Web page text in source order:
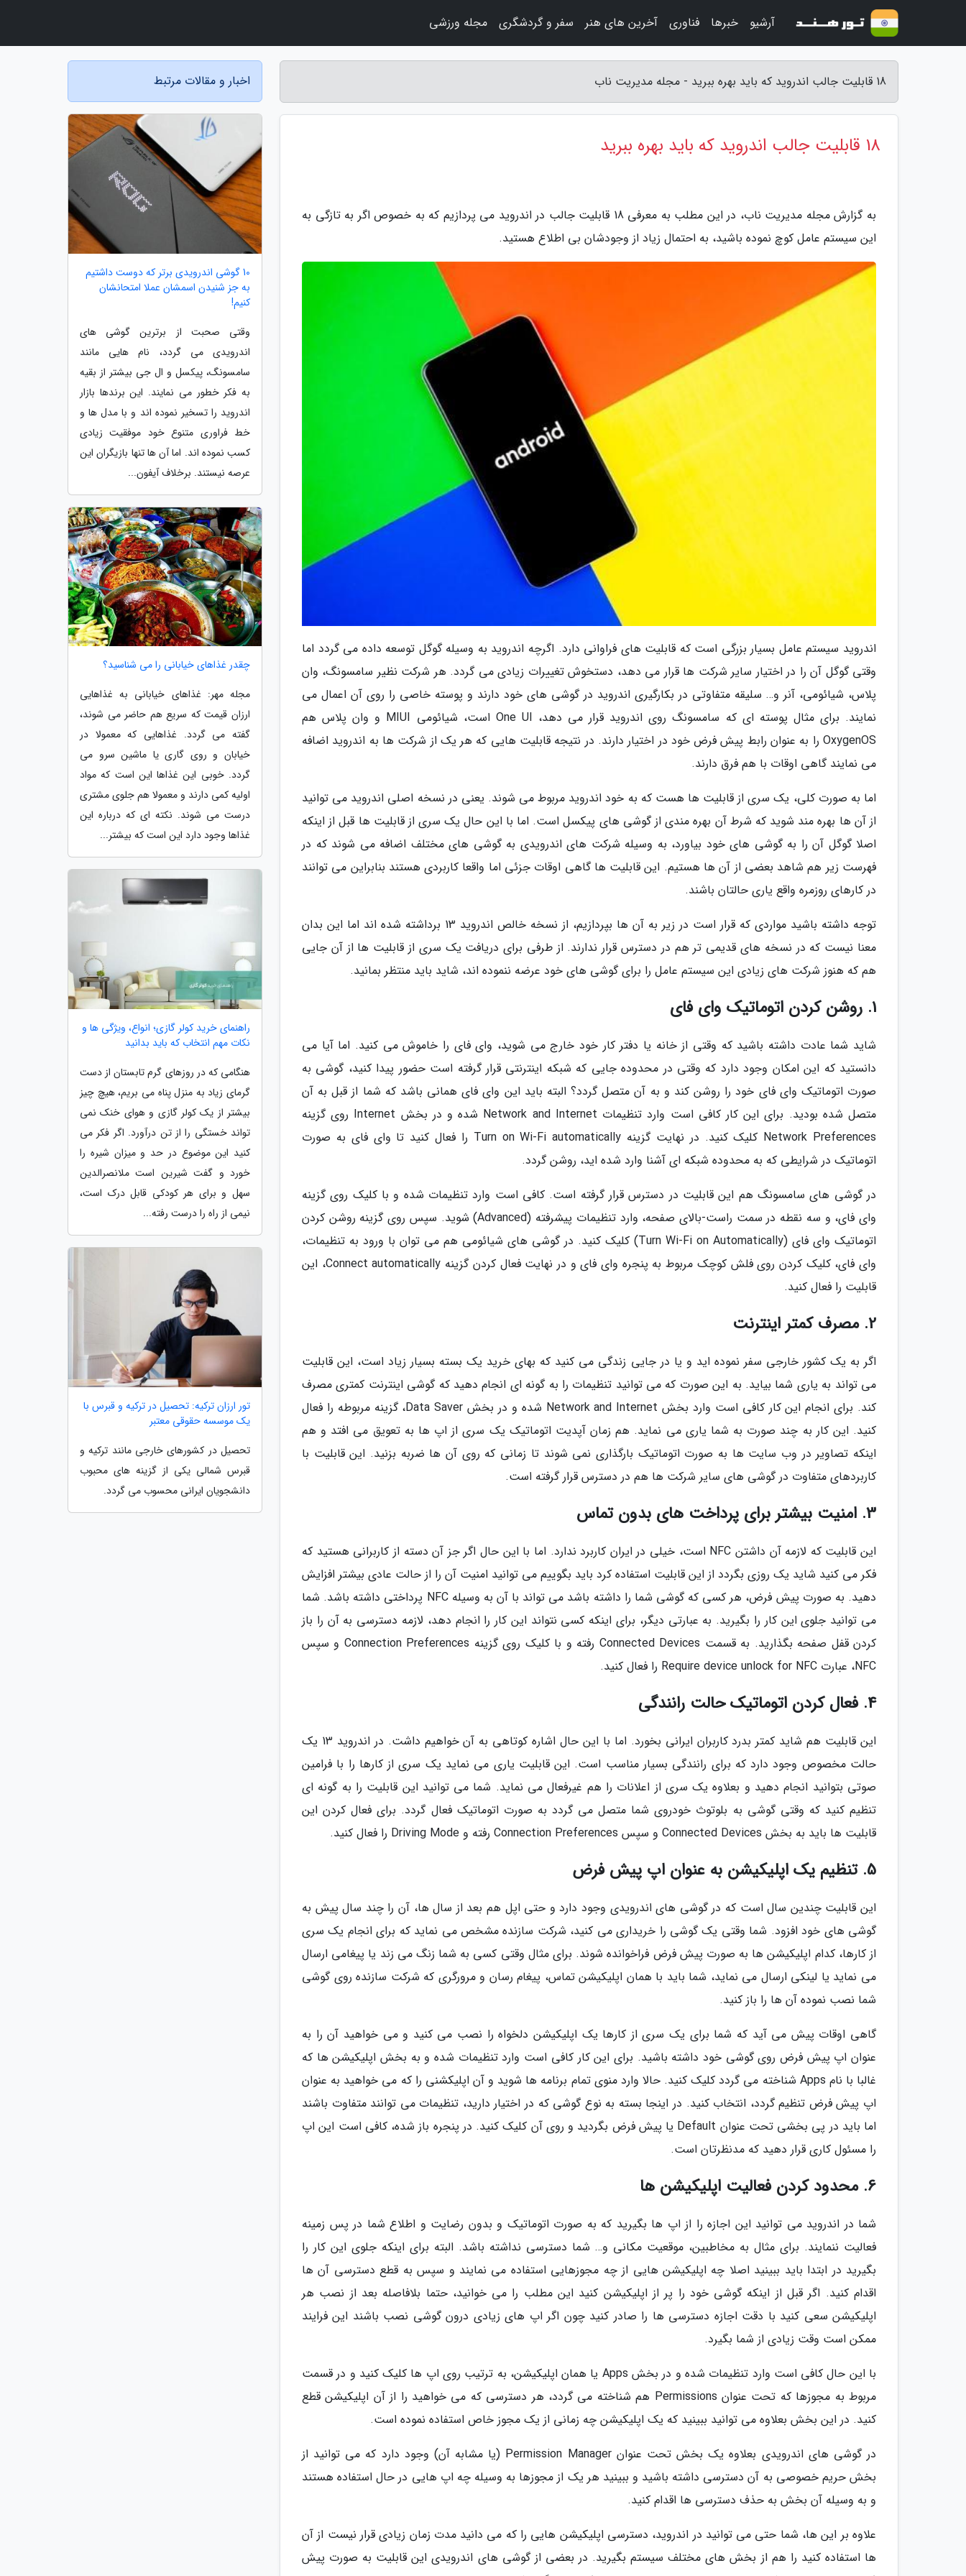
18 قابلیت جالب اندروید که باید بهره ببرید - مجله مدیریت ناب
18 قابلیت جالب اندروید که باید بهره ببرید
به گزارش مجله مدیریت ناب، در این مطلب به معرفی 18 قابلیت جالب در اندروید می پردازیم که به خصوص اگر به تازگی به
این سیستم عامل کوچ نموده باشید، به احتمال زیاد از وجودشان بی اطلاع هستید.
اندروید سیستم عامل بسیار بزرگی است که قابلیت های فراوانی دارد. اگرچه اندروید به وسیله گوگل توسعه داده می گردد اما
وقتی گوگل آن را در اختیار سایر شرکت ها قرار می دهد، دستخوش تغییرات زیادی می گردد. هر شرکت نظیر سامسونگ، وان
پلاس، شیائومی، آنر و… سلیقه متفاوتی در بکارگیری اندروید در گوشی های خود دارند و پوسته خاصی را روی آن اعمال می
نمایند. برای مثال پوسته ای که سامسونگ روی اندروید قرار می دهد، One UI است، شیائومی MIUI و وان پلاس هم
OxygenOS را به عنوان رابط پیش فرض خود در اختیار دارند. در نتیجه قابلیت هایی که هر یک از شرکت ها به اندروید اضافه
می نمایند گاهی اوقات با هم فرق دارند.
اما به صورت کلی، یک سری از قابلیت ها هست که به خود اندروید مربوط می شوند. یعنی در نسخه اصلی اندروید می توانید
از آن ها بهره مند شوید که شرط آن بهره مندی از گوشی های پیکسل است. اما با این حال یک سری از قابلیت ها قبل از اینکه
اصلا گوگل آن را به گوشی های خود بیاورد، به وسیله شرکت های اندرویدی به گوشی های مختلف اضافه می شوند که در
فهرست زیر هم شاهد بعضی از آن ها هستیم. این قابلیت ها گاهی اوقات جزئی اما واقعا کاربردی هستند بنابراین می توانند
در کارهای روزمره واقع یاری حالتان باشند.
توجه داشته باشید مواردی که قرار است در زیر به آن ها بپردازیم، از نسخه خالص اندروید 13 برداشته شده اند اما این بدان
معنا نیست که در نسخه های قدیمی تر هم در دسترس قرار ندارند. از طرفی برای دریافت یک سری از قابلیت ها از آن جایی
هم که هنوز شرکت های زیادی این سیستم عامل را برای گوشی های خود عرضه ننموده اند، شاید باید منتظر بمانید.
1. روشن کردن اتوماتیک وای فای
شاید شما عادت داشته باشید که وقتی از خانه یا دفتر کار خود خارج می شوید، وای فای را خاموش می کنید. اما آیا می
دانستید که این امکان وجود دارد که وقتی در محدوده جایی که شبکه اینترنتی قرار گرفته است حضور پیدا کنید، گوشی به
صورت اتوماتیک وای فای خود را روشن کند و به آن متصل گردد؟ البته باید این وای فای همانی باشد که شما از قبل به آن
متصل شده بودید. برای این کار کافی است وارد تنظیمات Network and Internet شده و در بخش Internet روی گزینه
Network Preferences کلیک کنید. در نهایت گزینه Turn on Wi-Fi automatically را فعال کنید تا وای فای به صورت
اتوماتیک در شرایطی که به محدوده شبکه ای آشنا وارد شده اید، روشن گردد.
در گوشی های سامسونگ هم این قابلیت در دسترس قرار گرفته است. کافی است وارد تنظیمات شده و با کلیک روی گزینه
وای فای، و سه نقطه در سمت راست-بالای صفحه، وارد تنظیمات پیشرفته (Advanced) شوید. سپس روی گزینه روشن کردن
اتوماتیک وای فای (Turn Wi-Fi on Automatically) کلیک کنید. در گوشی های شیائومی هم می توان با ورود به تنظیمات،
وای فای، کلیک کردن روی فلش کوچک مربوط به پنجره وای فای و در نهایت فعال کردن گزینه Connect automatically، این
قابلیت را فعال کنید.
2. مصرف کمتر اینترنت
اگر به یک کشور خارجی سفر نموده اید و یا در جایی زندگی می کنید که بهای خرید یک بسته بسیار زیاد است، این قابلیت
می تواند به یاری شما بیاید. به این صورت که می توانید تنظیمات را به گونه ای انجام دهید که گوشی اینترنت کمتری مصرف
کند. برای انجام این کار کافی است وارد بخش Network and Internet شده و در بخش Data Saver، گزینه مربوطه را فعال
کنید. این کار به چند صورت به شما یاری می نماید. هم زمان آپدیت اتوماتیک یک سری از اپ ها به تعویق می افتد و هم
اینکه تصاویر در وب سایت ها به صورت اتوماتیک بارگذاری نمی شوند تا زمانی که روی آن ها ضربه بزنید. این قابلیت با
کاربردهای متفاوت در گوشی های سایر شرکت ها هم در دسترس قرار گرفته است.
3. امنیت بیشتر برای پرداخت های بدون تماس
این قابلیت که لازمه آن داشتن NFC است، خیلی در ایران کاربرد ندارد. اما با این حال اگر جز آن دسته از کاربرانی هستید که
فکر می کنید شاید یک روزی بگردد از این قابلیت استفاده کرد باید بگوییم می توانید امنیت آن را از حالت عادی بیشتر افزایش
دهید. به صورت پیش فرض، هر کسی که گوشی شما را داشته باشد می تواند با آن به وسیله NFC پرداختی داشته باشد. شما
می توانید جلوی این کار را بگیرید. به عبارتی دیگر، برای اینکه کسی نتواند این کار را انجام دهد، لازمه دسترسی به آن را باز
کردن قفل صفحه بگذارید. به قسمت Connected Devices رفته و با کلیک روی گزینه Connection Preferences و سپس
NFC، عبارت Require device unlock for NFC را فعال کنید.
4. فعال کردن اتوماتیک حالت رانندگی
این قابلیت هم شاید کمتر بدرد کاربران ایرانی بخورد. اما با این حال اشاره کوتاهی به آن خواهیم داشت. در اندروید 13 یک
حالت مخصوص وجود دارد که برای رانندگی بسیار مناسب است. این قابلیت یاری می نماید یک سری از کارها را با فرامین
صوتی بتوانید انجام دهید و بعلاوه یک سری از اعلانات را هم غیرفعال می نماید. شما می توانید این قابلیت را به گونه ای
تنظیم کنید که وقتی گوشی به بلوتوث خودروی شما متصل می گردد به صورت اتوماتیک فعال گردد. برای فعال کردن این
قابلیت ها باید به بخش Connected Devices و سپس Connection Preferences رفته و Driving Mode را فعال کنید.
5. تنظیم یک اپلیکیشن به عنوان اپ پیش فرض
این قابلیت چندین سال است که در گوشی های اندرویدی وجود دارد و حتی اپل هم بعد از سال ها، آن را چند سال پیش به
گوشی های خود افزود. شما وقتی یک گوشی را خریداری می کنید، شرکت سازنده مشخص می نماید که برای انجام یک سری
از کارها، کدام اپلیکیشن ها به صورت پیش فرض فراخوانده شوند. برای مثال وقتی کسی به شما زنگ می زند یا پیغامی ارسال
می نماید یا لینکی ارسال می نماید، شما باید با همان اپلیکیشن تماس، پیغام رسان و مرورگری که شرکت سازنده روی گوشی
شما نصب نموده آن ها را باز کنید.
گاهی اوقات پیش می آید که شما برای یک سری از کارها یک اپلیکیشن دلخواه را نصب می کنید و می خواهید آن را به
عنوان اپ پیش فرض روی گوشی خود داشته باشید. برای این کار کافی است وارد تنظیمات شده و به بخش اپلیکیشن ها که
غالبا با نام Apps شناخته می گردد کلیک کنید. حالا وارد منوی تمام برنامه ها شوید و آن اپلیکشنی را که می خواهید به عنوان
اپ پیش فرض تنظیم گردد، انتخاب کنید. در اینجا بسته به نوع گوشی که در اختیار دارید، تنظیمات می توانند متفاوت باشند
اما باید در پی بخشی تحت عنوان Default یا پیش فرض بگردید و روی آن کلیک کنید. در پنجره باز شده، کافی است این اپ
را مسئول کاری قرار دهید که مدنظرتان است.
6. محدود کردن فعالیت اپلیکیشن ها
شما در اندروید می توانید این اجازه را از اپ ها بگیرید که به صورت اتوماتیک و بدون رضایت و اطلاع شما در پس زمینه
فعالیت ننمایند. برای مثال به مخاطبین، موقعیت مکانی و… شما دسترسی نداشته باشد. البته برای اینکه جلوی این کار را
بگیرید در ابتدا باید ببینید اصلا چه اپلیکیشن هایی از چه مجوزهایی استفاده می نمایند و سپس به قطع دسترسی آن ها
اقدام کنید. اگر قبل از اینکه گوشی خود را پر از اپلیکیشن کنید این مطلب را می خوانید، حتما بلافاصله بعد از نصب هر
اپلیکیشن سعی کنید با دقت اجازه دسترسی ها را صادر کنید چون اگر اپ های زیادی درون گوشی نصب باشند این فرایند
ممکن است وقت زیادی از شما بگیرد.
با این حال کافی است وارد تنظیمات شده و در بخش Apps یا همان اپلیکیشن، به ترتیب روی اپ ها کلیک کنید و در قسمت
مربوط به مجوزها که تحت عنوان Permissions هم شناخته می گردد، هر دسترسی که می خواهید را از آن اپلیکیشن قطع
کنید. در این بخش بعلاوه می توانید ببینید که یک اپلیکیشن چه زمانی از یک مجوز خاص استفاده نموده است.
در گوشی های اندرویدی بعلاوه یک بخش تحت عنوان Permission Manager (یا مشابه آن) وجود دارد که می توانید از
بخش حریم خصوصی به آن دسترسی داشته باشید و ببینید هر یک از مجوزها به وسیله چه اپ هایی در حال استفاده هستند
و به وسیله آن بخش به حذف دسترسی ها اقدام کنید.
علاوه بر این ها، شما حتی می توانید در اندروید، دسترسی اپلیکیشن هایی را که می دانید مدت زمان زیادی قرار نیست از آن
ها استفاده کنید را هم از بخش های مختلف سیستم بگیرید. در بعضی از گوشی های اندرویدی این قابلیت به صورت پیش
اخبار و مقالات مرتبط
10 گوشی اندرویدی برتر که دوست داشتیم
به جز شنیدن اسمشان عملا امتحانشان
کنیم!
وقتی صحبت از برترین گوشی های
اندرویدی می گردد، نام هایی مانند
سامسونگ، پیکسل و ال جی بیشتر از بقیه
به فکر خطور می نمایند. این برندها بازار
اندروید را تسخیر نموده اند و با مدل ها و
خط فراوری متنوع خود موفقیت زیادی
کسب نموده اند. اما آن ها تنها بازیگران این
عرصه نیستند. برخلاف آیفون...
چقدر غذاهای خیابانی را می شناسید؟
مجله مهر: غذاهای خیابانی به غذاهایی
ارزان قیمت که سریع هم حاضر می شوند،
گفته می گردد. غذاهایی که معمولا در
خیابان و روی گاری یا ماشین سرو می
گردد. خوبی این غذاها این است که مواد
اولیه کمی دارند و معمولا هم جلوی مشتری
درست می شوند. نکته ای که درباره این
غذاها وجود دارد این است که بیشتر...
راهنمای خرید کولر گازی؛ انواع، ویژگی ها و
نکات مهم انتخاب که باید بدانید
هنگامی که در روزهای گرم تابستان از دست
گرمای زیاد به منزل پناه می بریم، هیچ چیز
بیشتر از یک کولر گازی و هوای خنک نمی
تواند خستگی را از تن درآورد. اگر فکر می
کنید این موضوع در حد و میزان شیره را
خورد و گفت شیرین است ملانصرالدین
سهل و برای هر کودکی قابل درک است،
نیمی از راه را درست رفته...
تور ارزان ترکیه: تحصیل در ترکیه و قبرس با
یک موسسه حقوقی معتبر
تحصیل در کشورهای خارجی مانند ترکیه و
قبرس شمالی یکی از گزینه های محبوب
دانشجویان ایرانی محسوب می گردد.
آرشیو خبرها فناوری آخرین های هنر سفر و گردشگری مجله ورزشی